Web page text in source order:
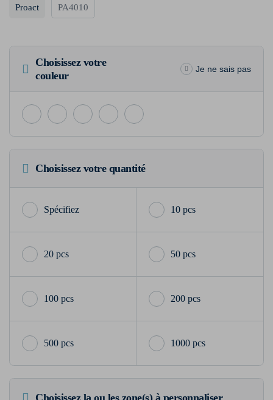
Proact PA4010
Choisissez votre
couleur
Je ne sais pas
Choisissez votre quantité
10 pcs
20 pcs 50 pcs
100 pcs 200 pcs
500 pcs 1000 pcs
Choisissez la ou les zone(s) à personnaliser